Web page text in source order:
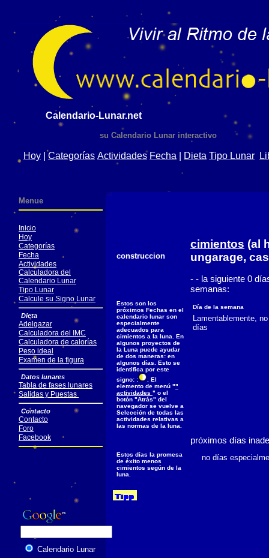
Calendario-Lunar.net
su Calendario Lunar interactivo
Hoy Categorías Actividades Fecha Dieta Tipo Lunar
construccion
cimientos (al
ungarage,
- - la siguiente 0
semanas:
Estos son los
próximos Fechas en el
calendario lunar son
especialmente
adecuados para
cimientos a la luna. En
algunos proyectos de
la Luna puede ayudar
de dos maneras: en
algunos días. Esto se
identifica por este
signo: :
. El
elemento de menú ""
actividades " o el
botón "Atrás" del
navegador se vuelve a
Selección de todas las
actividades relativas a
las normas de la luna.
Día de la semana
Lamentablemente,
días
próximos días
Estos días la promesa
de éxito menos
cimientos según de la
luna.
no días
Menue
Inicio
Hoy
Categorías
Fecha
Actividades
Calculadora del
Calendario Lunar
Tipo Lunar
Calcule su Signo Lunar
Dieta
Adelgazar
Calculadora del IMC
Calculadora de calorías
Peso ideal
Examen de la figura
Datos lunares
Tabla de fases lunares
Salidas y Puestas
Contacto
Contacto
Foro
Facebook
Calendario Lunar